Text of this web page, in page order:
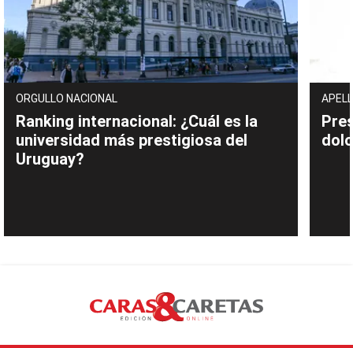
ORGULLO NACIONAL
Ranking internacional: ¿Cuál es la
universidad más prestigiosa del
Uruguay?